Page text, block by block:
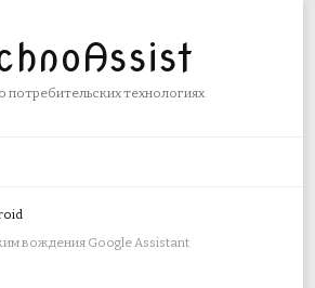
потребительских технологиях
вождения Google Assistant